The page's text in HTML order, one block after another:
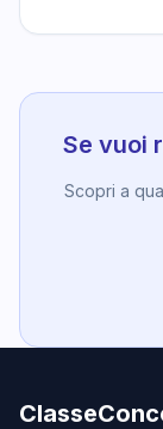
Se vuoi
Scopri a